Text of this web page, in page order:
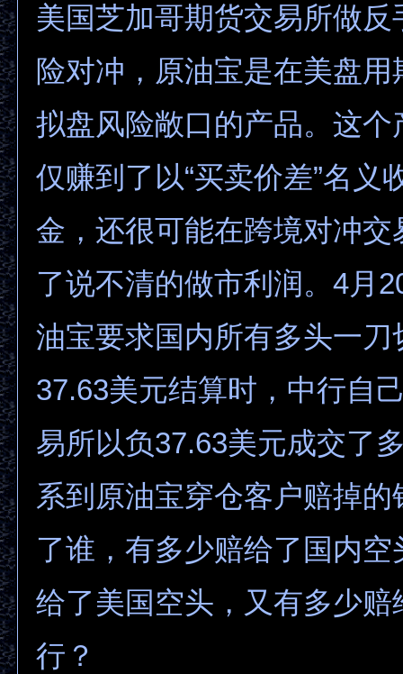
美国芝加哥期货交易所做反
险对冲，原油宝是在美盘
拟盘风险敞口的产品。这个
仅赚到了以“买卖价差”名义
金，还很可能在跨境对冲交
了说不清的做市利润。4月
油宝要求国内所有多头一刀
37.63美元结算时，中行自
易所以负37.63美元成交了
系到原油宝穿仓客户赔掉
了谁，有多少赔给了国内空
给了美国空头，又有多少赔
行？